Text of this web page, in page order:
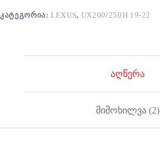
ᲙᲐᲢᲔᲒᲝᲠᲘᲐ:LEXUS, UX200/250H 19-22
აღწერა
მიმოხილვა (2)